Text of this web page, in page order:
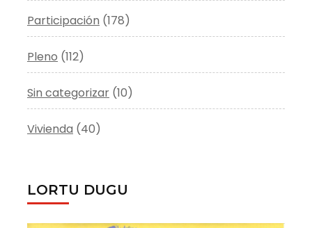
Participación (178)
Pleno (112)
Sin categorizar (10)
Vivienda (40)
LORTU DUGU